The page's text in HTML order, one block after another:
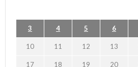
3 4 5 6
10 11 12 13
17 18 19 20